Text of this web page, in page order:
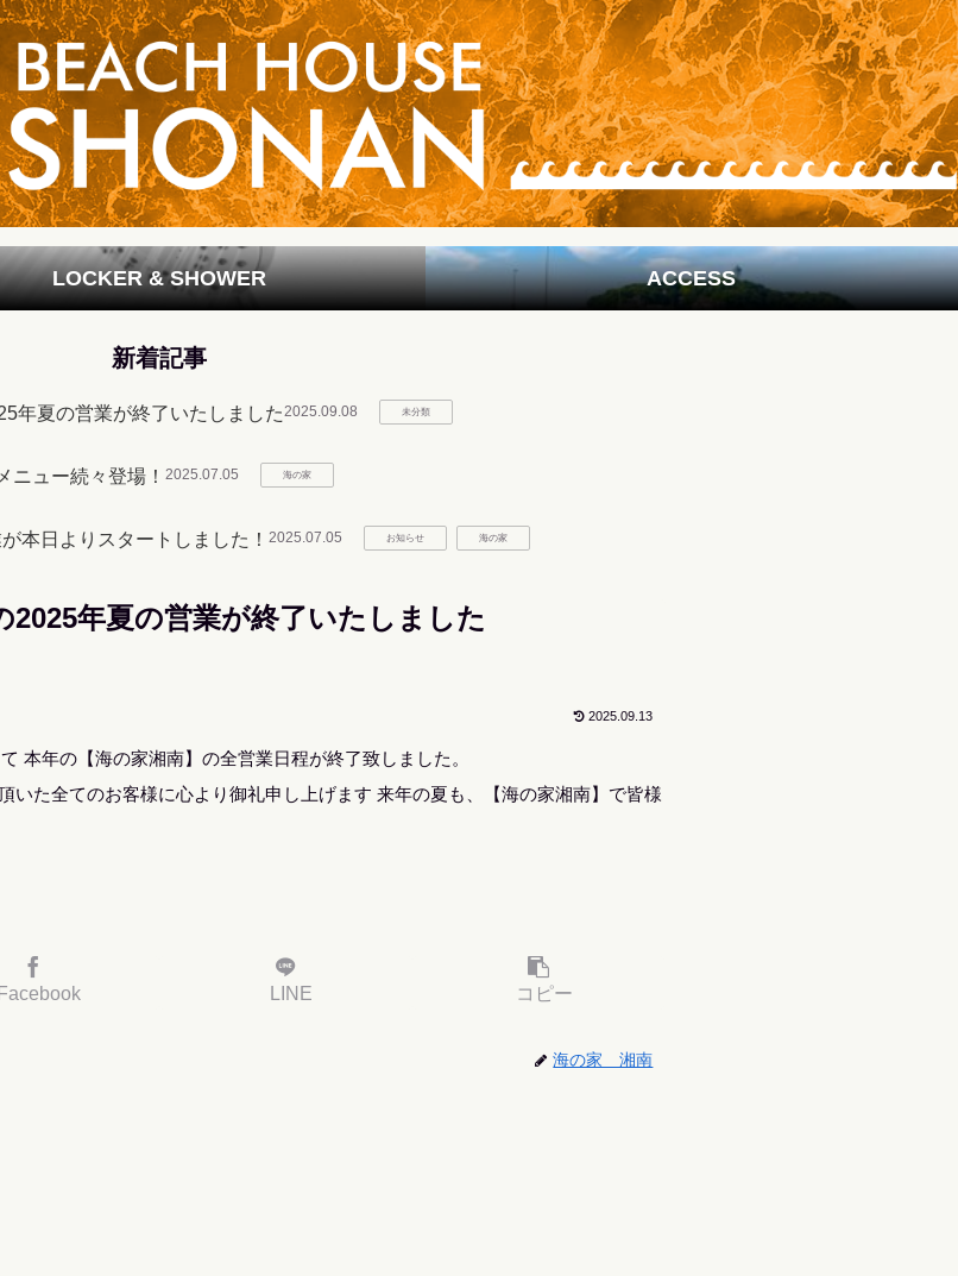
LOCKER & SHOWER ACCESS
新着記事
年夏の営業が終了いたしました2025.09.08 未分類
ニュー続々登場！ 2025.07.05 海の家
本日よりスタートしました！ 2025.07.05 お知らせ 海の家
2025年夏の営業が終了いたしました
2025.09.13
本年の【海の家湘南】の全営業日程が終了致しました。
いた全てのお客様に心より御礼申し上げます 来年の夏も、【海の家湘南】で皆様
Facebook LINE コピー
海の家 湘南